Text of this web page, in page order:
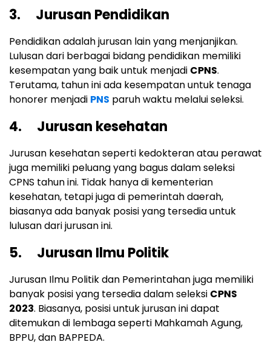
3. Jurusan Pendidikan
Pendidikan adalah jurusan lain yang menjanjikan.
Lulusan dari berbagai bidang pendidikan memiliki
kesempatan yang baik untuk menjadi CPNS.
Terutama, tahun ini ada kesempatan untuk tenaga
honorer menjadi PNS paruh waktu melalui seleksi.
4. Jurusan kesehatan
Jurusan kesehatan seperti kedokteran atau perawat
juga memiliki peluang yang bagus dalam seleksi
CPNS tahun ini. Tidak hanya di kementerian
kesehatan, tetapi juga di pemerintah daerah,
biasanya ada banyak posisi yang tersedia untuk
lulusan dari jurusan ini.
5. Jurusan Ilmu Politik
Jurusan Ilmu Politik dan Pemerintahan juga memiliki
banyak posisi yang tersedia dalam seleksi CPNS
2023. Biasanya, posisi untuk jurusan ini dapat
ditemukan di lembaga seperti Mahkamah Agung,
BPPU, dan BAPPEDA.